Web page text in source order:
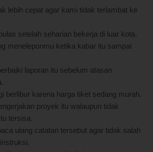
lebih cepat agar kami tidak terlambat ke
setelah seharian bekerja di luar kota.
meneleponmu ketika kabar itu sampai
laporan itu sebelum atasan
berlibur karena harga tiket sedang murah.
proyek itu walaupun tidak
tersisa.
ulang catatan tersebut agar tidak salah